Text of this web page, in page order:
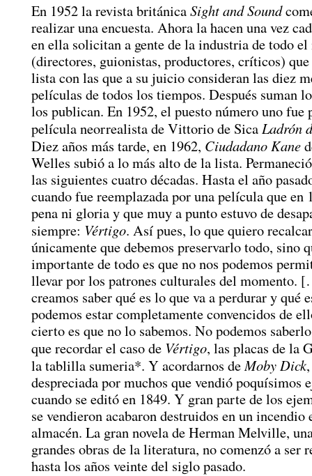
En 1952 la revista británicaSight and Sound
realizar una encuesta. Ahora la hacen una vez
en ella solicitan a gente de la industria de todo el
(directores, guionistas, productores, críticos)
lista con las que a su juicio consideran las diez
películas de todos los tiempos. Después suman
los publican. En 1952, el puesto número uno fue
película neorrealista de Vittorio de Sica Ladrón
Diez años más tarde, en 1962, Ciudadano Kane
Welles subió a lo más alto de la lista.
las siguientes cuatro décadas. Hasta el año
cuando fue reemplazada por una película que en
pena ni gloria y que muy a punto estuvo de
siempre: Vértigo. Así pues, lo que quiero
únicamente que debemos preservarlo todo, sino
importante de todo es que no nos podemos
llevar por los patrones culturales del momento.
creamos saber qué es lo que va a perdurar y qué
podemos estar completamente convencidos de
cierto es que no lo sabemos. No podemos
que recordar el caso de Vértigo, las placas de la
la tablilla sumeria*. Y acordarnos deMoby Dick
despreciada por muchos que vendió poquísimos
cuando se editó en 1849. Y gran parte de los
se vendieron acabaron destruidos en un incendio
almacén. La gran novela de Herman Melville,
grandes obras de la literatura, no comenzó a ser
hasta los años veinte del siglo pasado.